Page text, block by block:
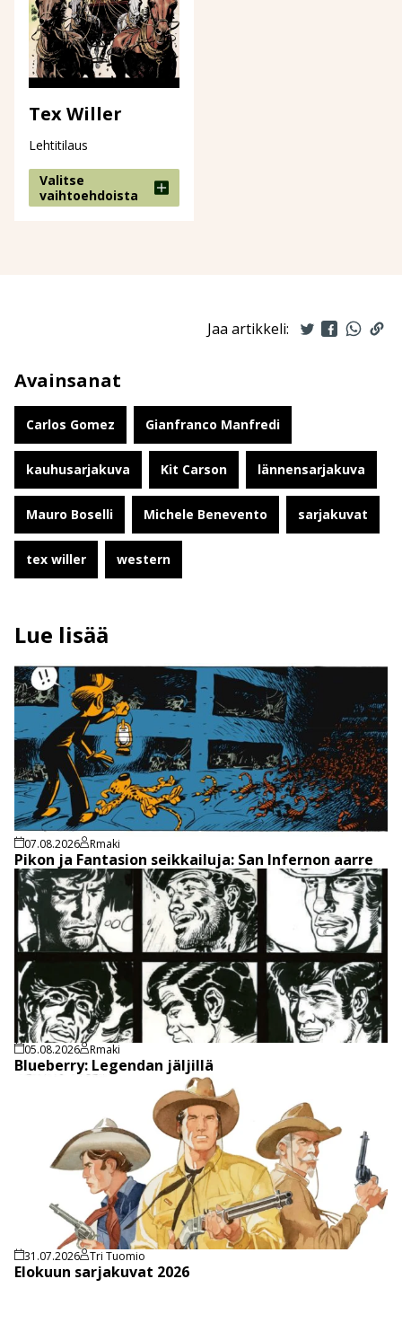
Tex Willer
Lehtitilaus
Valitse
vaihtoehdoista
Jaa artikkeli:
Avainsanat
Carlos Gomez Gianfranco Manfredi
kauhusarjakuva Kit Carson lännensarjakuva
Mauro Boselli Michele Benevento sarjakuvat
tex willer western
Lue lisää
07.08.2026 Rmaki
Pikon ja Fantasion seikkailuja: San Infernon aarre
05.08.2026 Rmaki
Blueberry: Legendan jäljillä
31.07.2026 Tri Tuomio
Elokuun sarjakuvat 2026